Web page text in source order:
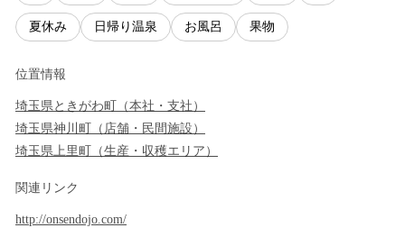
夏休み 日帰り温泉 お風呂 果物
位置情報
埼玉県 ときがわ町 （本社・支社 ）
埼玉県神川町 （ 店舗・民間施設 ）
埼玉県 上里町 （生産・収穫エリア ）
関連リンク
http://onsendojo.com/